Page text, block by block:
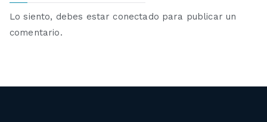
Lo siento, debes estarconectado para publicar un
comentario.